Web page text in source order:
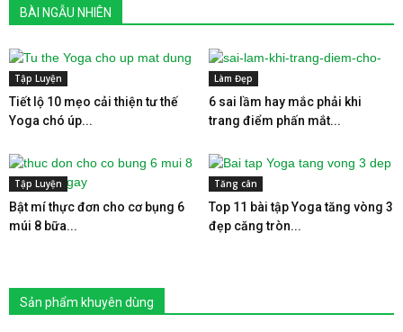
BÀI NGẪU NHIÊN
Tập Luyện
Tiết lộ 10 mẹo cải thiện tư thế
Yoga chó úp...
Làm Đẹp
6 sai lầm hay mắc phải khi
trang điểm phấn mắt...
Tập Luyện
Bật mí thực đơn cho cơ bụng 6
múi 8 bữa...
Tăng cân
Top 11 bài tập Yoga tăng vòng 3
đẹp căng tròn...
Sản phẩm khuyên dùng